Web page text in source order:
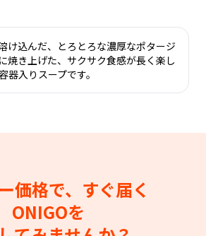
け込んだ、とろとろな濃厚なポタージ
焼き上げた、サクサク食感が長く楽し
器入りスープです。
価格で、すぐ届く
ONIGOを